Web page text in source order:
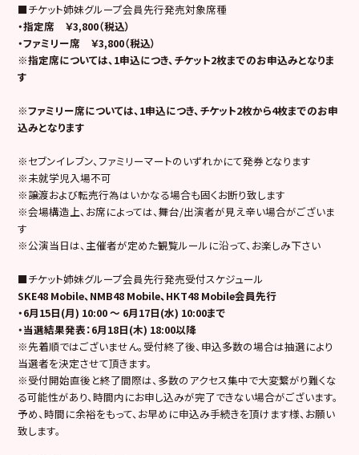
■チケット姉妹グループ会員先行発売対象席種
・指定席 ￥3,800（税込）
・ファミリー席 ￥3,800（税込）
※指定席については、1申込につき、チケット2枚までのお申込みとなりま
す
※ファミリー席については、1申込につき、チケット2枚から4枚までのお申
込みとなります
※セブンイレブン、ファミリーマートのいずれかにて発券となります
※未就学児入場不可
※譲渡および転売行為はいかなる場合も固くお断り致します
※会場構造上、お席によっては、舞台/出演者が見え辛い場合がございま
す
※公演当日は、主催者が定めた観覧ルールに沿って、お楽しみ下さい
■チケット姉妹グループ会員先行発売受付スケジュール
SKE48 Mobile、NMB48 Mobile、HKT48 Mobile会員先行
・6月15日(月) 10:00 ～ 6月17日(水) 10:00まで
・当選結果発表：6月18日(木) 18:00以降
※先着順ではございません。受付終了後、申込多数の場合は抽選により
当選者を決定させて頂きます。
※受付開始直後と終了間際は、多数のアクセス集中で大変繋がり難くな
る可能性があり、時間内にお申し込みが完了できない場合がございます。
予め、時間に余裕をもって、お早めに申込み手続きを頂けます様、お願い
致します。